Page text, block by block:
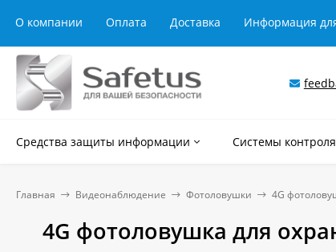
О компании Оплата Доставка Информация
Средства защиты информации Системы
Главная Видеонаблюдение Фотоловушки 4G
4G фотоловушка для